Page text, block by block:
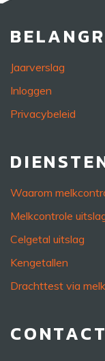
Jaarverslag
Inloggen
Privacybeleid
Waarom
Melkcontrole
Celgetal uitslag
Kengetallen
Drachttest via melk
CONTACT